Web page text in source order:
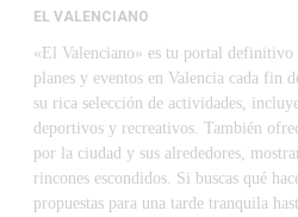
EL VALENCIANO
«El Valenciano» es tu portal definitivo
planes y eventos en Valencia cada fin
su rica selección de actividades,
deportivos y recreativos. También
por la ciudad y sus alrededores,
rincones escondidos. Si buscas qué
propuestas para una tarde tranquila